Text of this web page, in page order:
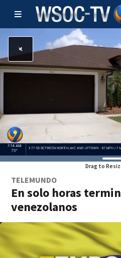
Drag to
TELEMUNDO
En solo horas
venezolanos